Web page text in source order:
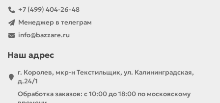
+7 (499) 404-26-48
Менеджер в телеграм
info@bazzare.ru
Наш адрес
г. Королев, мкр-н Текстильщик, ул. Калининградская,
д.24/1
Обработка заказов: с 10:00 до 18:00 по московскому